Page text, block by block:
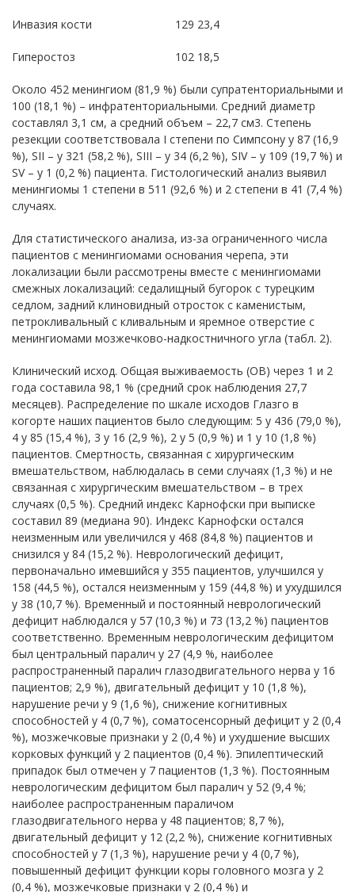
Инвазия кости 129 23,4
Гиперостоз 102 18,5
Около 452 менингиом (81,9 %) были супратенториальными и
100 (18,1 %) – инфратенториальными. Средний диаметр
составлял 3,1 см, а средний объем – 22,7 см3. Степень
резекции соответствовала I степени по Симпсону у 87 (16,9
%), SII – у 321 (58,2 %), SIII – у 34 (6,2 %), SIV – у 109 (19,7 %) и
SV – у 1 (0,2 %) пациента. Гистологический анализ выявил
менингиомы 1 степени в 511 (92,6 %) и 2 степени в 41 (7,4 %)
случаях.
Для статистического анализа, из-за ограниченного числа
пациентов с менингиомами основания черепа, эти
локализации были рассмотрены вместе с менингиомами
смежных локализаций: седалищный бугорок с турецким
седлом, задний клиновидный отросток с каменистым,
петрокливальный с кливальным и яремное отверстие с
менингиомами мозжечково-надкостничного угла (табл. 2).
Клинический исход. Общая выживаемость (ОВ) через 1 и 2
года составила 98,1 % (средний срок наблюдения 27,7
месяцев). Распределение по шкале исходов Глазго в
когорте наших пациентов было следующим: 5 у 436 (79,0 %),
4 у 85 (15,4 %), 3 у 16 (2,9 %), 2 у 5 (0,9 %) и 1 у 10 (1,8 %)
пациентов. Смертность, связанная с хирургическим
вмешательством, наблюдалась в семи случаях (1,3 %) и не
связанная с хирургическим вмешательством – в трех
случаях (0,5 %). Средний индекс Карнофски при выписке
составил 89 (медиана 90). Индекс Карнофски остался
неизменным или увеличился у 468 (84,8 %) пациентов и
снизился у 84 (15,2 %). Неврологический дефицит,
первоначально имевшийся у 355 пациентов, улучшился у
158 (44,5 %), остался неизменным у 159 (44,8 %) и ухудшился
у 38 (10,7 %). Временный и постоянный неврологический
дефицит наблюдался у 57 (10,3 %) и 73 (13,2 %) пациентов
соответственно. Временным неврологическим дефицитом
был центральный паралич у 27 (4,9 %, наиболее
распространенный паралич глазодвигательного нерва у 16
пациентов; 2,9 %), двигательный дефицит у 10 (1,8 %),
нарушение речи у 9 (1,6 %), снижение когнитивных
способностей у 4 (0,7 %), соматосенсорный дефицит у 2 (0,4
%), мозжечковые признаки у 2 (0,4 %) и ухудшение высших
корковых функций у 2 пациентов (0,4 %). Эпилептический
припадок был отмечен у 7 пациентов (1,3 %). Постоянным
неврологическим дефицитом был паралич у 52 (9,4 %;
наиболее распространенным параличом
глазодвигательного нерва у 48 пациентов; 8,7 %),
двигательный дефицит у 12 (2,2 %), снижение когнитивных
способностей у 7 (1,3 %), нарушение речи у 4 (0,7 %),
повышенный дефицит функции коры головного мозга у 2
(0,4 %), мозжечковые признаки у 2 (0,4 %) и